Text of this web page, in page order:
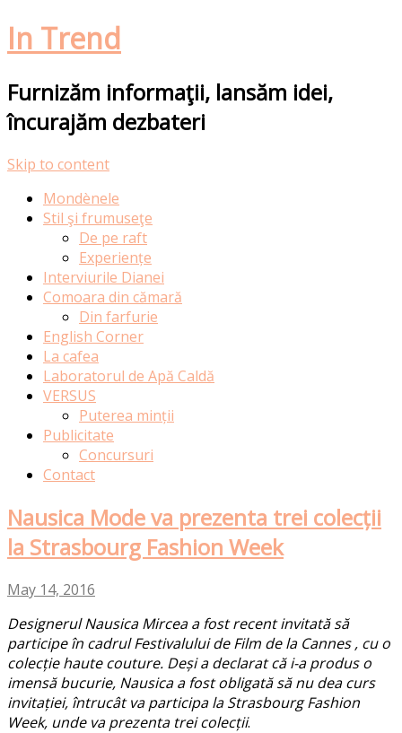
In Trend
Furnizăm informaţii, lansăm idei,
încurajăm dezbateri
Skip to content
Mondènele
Stil şi frumuseţe
De pe raft
Experiențe
Interviurile Dianei
Comoara din cămară
Din farfurie
English Corner
La cafea
Laboratorul de Apă Caldă
VERSUS
Puterea minții
Publicitate
Concursuri
Contact
Nausica Mode va prezenta trei colecții
la Strasbourg Fashion Week
May 14, 2016
Designerul Nausica Mircea a fost recent invitată să
participe în cadrul Festivalului de Film de la Cannes , cu o
colecție haute couture. Deși a declarat că i-a produs o
imensă bucurie, Nausica a fost obligată să nu dea curs
invitației, întrucât va participa la Strasbourg Fashion
Week, unde va prezenta trei colecții.